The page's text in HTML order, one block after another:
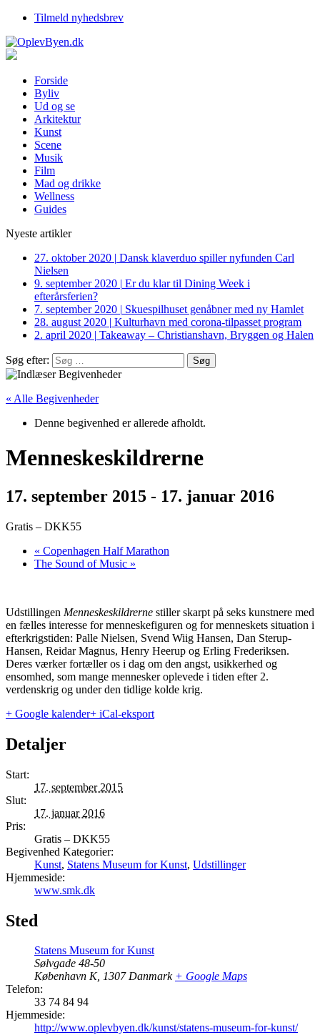
Tilmeld nyhedsbrev
Forside
Byliv
Ud og se
Arkitektur
Kunst
Scene
Musik
Film
Mad og drikke
Wellness
Guides
Nyeste artikler
27. oktober 2020 | Dansk klaverduo spiller nyfunden Carl
Nielsen
9. september 2020 | Er du klar til Dining Week i
efterårsferien?
7. september 2020 | Skuespilhuset genåbner med ny Hamlet
28. august 2020 | Kulturhavn med corona-tilpasset program
2. april 2020 | Takeaway – Christianshavn, Bryggen og Halen
Søg efter:
« Alle Begivenheder
Denne begivenhed er allerede afholdt.
Menneskeskildrerne
17. september 2015 - 17. januar 2016
Gratis – DKK55
« Copenhagen Half Marathon
The Sound of Music »
Udstillingen Menneskeskildrerne stiller skarpt på seks kunstnere med
en fælles interesse for menneskefiguren og for menneskets situation i
efterkrigstiden: Palle Nielsen, Svend Wiig Hansen, Dan Sterup-
Hansen, Reidar Magnus, Henry Heerup og Erling Frederiksen.
Deres værker fortæller os i dag om den angst, usikkerhed og
ensomhed, som mange mennesker oplevede i tiden efter 2.
verdenskrig og under den tidlige kolde krig.
+ Google kalender+ iCal-eksport
Detaljer
Start:
17. september 2015
Slut:
17. januar 2016
Pris:
Gratis – DKK55
Begivenhed Kategorier:
Kunst, Statens Museum for Kunst, Udstillinger
Hjemmeside:
www.smk.dk
Sted
Statens Museum for Kunst
Sølvgade 48-50
København K, 1307 Danmark + Google Maps
Telefon:
33 74 84 94
Hjemmeside:
http://www.oplevbyen.dk/kunst/statens-museum-for-kunst/